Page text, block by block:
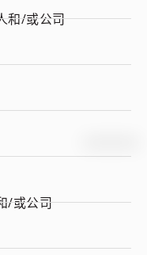
和/或公司
/或公司